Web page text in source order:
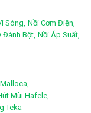
Sóng, Nồi Cơm Điện,
Đánh Bột, Nồi Áp Suất,
Mùi Hafele,
Teka